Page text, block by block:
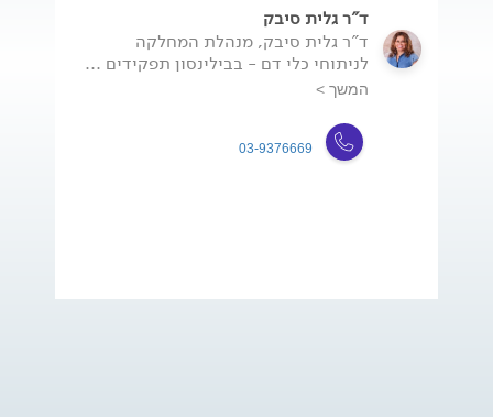
ד"ר גלית סיבק
ד"ר גלית סיבק, מנהלת המחלקה
לניתוחי כלי דם - בבילינסון תפקידים ...
המשך >
03-9376669